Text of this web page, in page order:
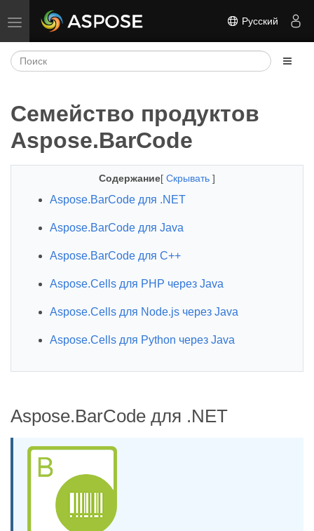
Переключить навигацию Русский
Семейство продуктов
Aspose.BarCode
Содержание[ Скрывать ]
Aspose.BarCode для .NET
Aspose.BarCode для Java
Aspose.BarCode для C++
Aspose.Cells для PHP через Java
Aspose.Cells для Node.js через Java
Aspose.Cells для Python через Java
Aspose.BarCode для .NET